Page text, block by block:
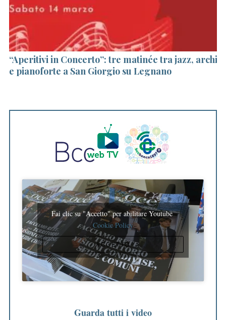
“Aperitivi in Concerto”: tre matinée tra jazz, archi
e pianoforte a San Giorgio su Legnano
Fai clic su "Accetto" per abilitare Youtube
Cookie Policy
ACCETTO
Guarda tutti i video